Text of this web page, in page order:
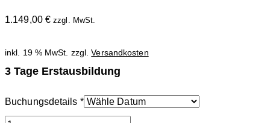
1.149,00 € zzgl. MwSt.
inkl. 19 % MwSt. zzgl.Versandkosten
3 Tage Erstausbildung
Buchungsdetails *